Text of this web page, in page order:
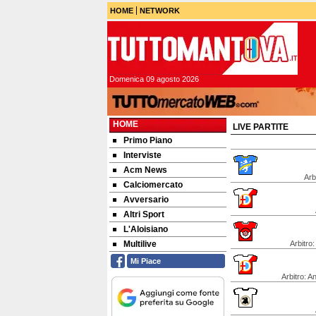
HOME NETWORK
Domenica 09 agosto 2026
HOME
Primo Piano
Interviste
Acm News
Calciomercato
Avversario
Altri Sport
L'Aloisiano
Multilive
Mi Piace
LIVE PARTITE
Arbitro: